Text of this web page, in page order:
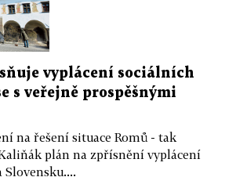
vyplácení sociálních
s veřejně prospěšnými
na řešení situace Romů - tak
plán na zpřísnění vyplácení
Slovensku....